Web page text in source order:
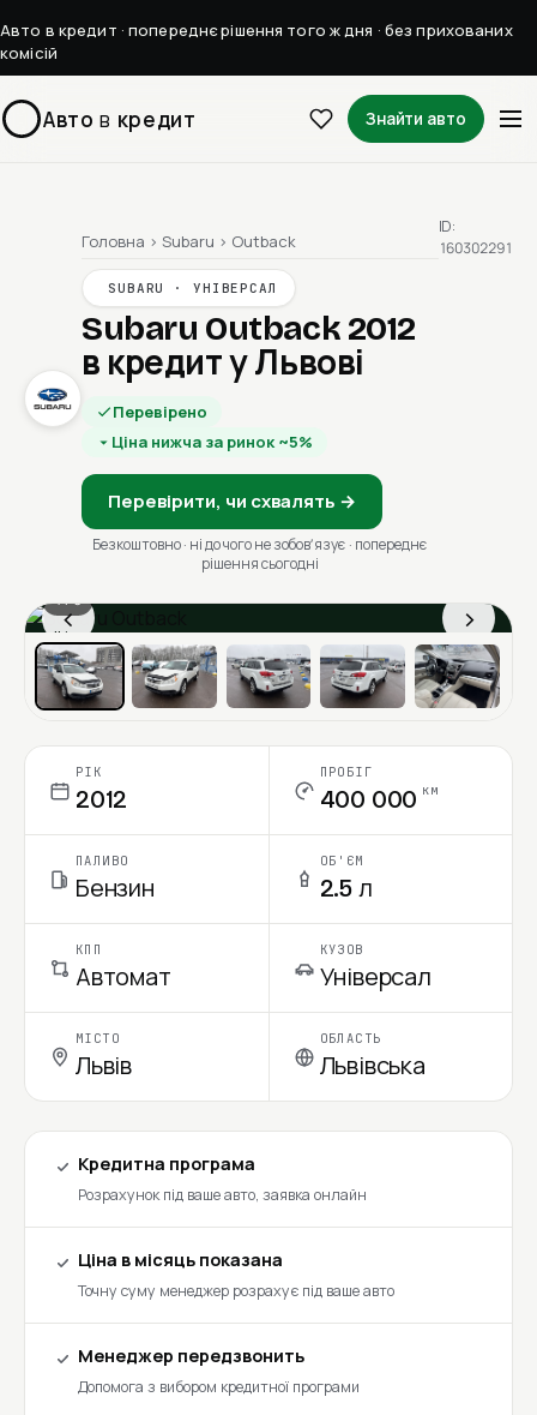
Авто в кредит · попереднє рішення того ж дня · без прихованих
комісій
Авто в кредит Знайти авто
Головна › Subaru › Outback
SUBARU · УНІВЕРСАЛ
Subaru Outback 2012
в кредит у Львові
Перевірено
Ціна нижча за ринок ~5%
Перевірити, чи схвалять →
Безкоштовно · ні до чого не зобовʼязує · попереднє
рішення сьогодні
ID:
160302291
‹ ›
1 / 6
Ціна в місяць
РІК
2012
ПРОБІГ
400 000 км
ПАЛИВО
Бензин
ОБ'ЄМ
2.5 л
КПП
Автомат
КУЗОВ
Універсал
МІСТО
Львів
ОБЛАСТЬ
Львівська
Кредитна програма
Розрахунок під ваше авто, заявка онлайн
Ціна в місяць показана
Точну суму менеджер розрахує під ваше авто
Менеджер передзвонить
Допомога з вибором кредитної програми